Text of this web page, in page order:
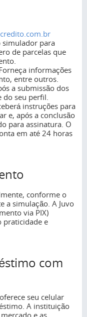
simulador para
de parcelas que
informações
entre outros.
a submissão dos
do seu perfil.
instruções para
e, após a conclusão
para assinatura. O
em até 24 horas
conforme o
a simulação. A Juvo
via PIX)
praticidade e
com
seu celular
A instituição
e as